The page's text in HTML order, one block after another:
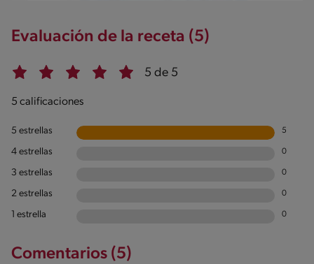
Evaluación de la receta (5)
5 de 5
5 calificaciones
5 estrellas 5
4 estrellas 0
3 estrellas 0
2 estrellas 0
1 estrella 0
Comentarios (5)